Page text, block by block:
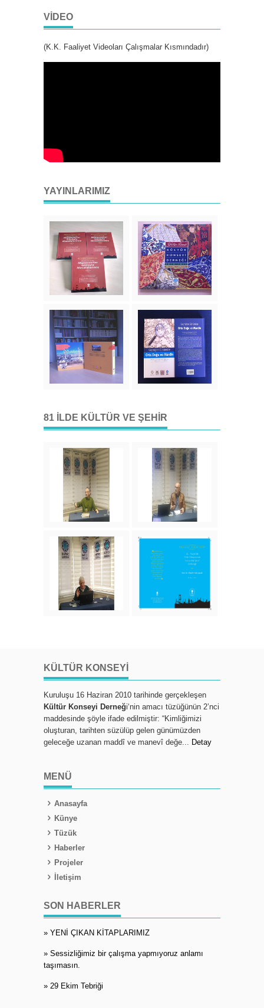
VIDEO
(K.K. Faaliyet Videoları Çalışmalar Kısmındadır)
YAYINLARIMIZ
81 İLDE KÜLTÜR VE ŞEHIR
KÜLTÜR KONSEYI
Kuruluşu 16 Haziran 2010 tarihinde gerçekleşen
Kültür Konseyi Derneği‘nin amacı tüzüğünün 2’nci
maddesinde şöyle ifade edilmiştir: “Kimliğimizi
oluşturan, tarihten süzülüp gelen günümüzden
geleceğe uzanan maddî ve manevî değe... Detay
MENÜ
Anasayfa
Künye
Tüzük
Haberler
Projeler
İletişim
SON HABERLER
» YENİ ÇIKAN KİTAPLARIMIZ
» Sessizliğimiz bir çalışma yapmıyoruz anlamı
taşımasın.
» 29 Ekim Tebriği